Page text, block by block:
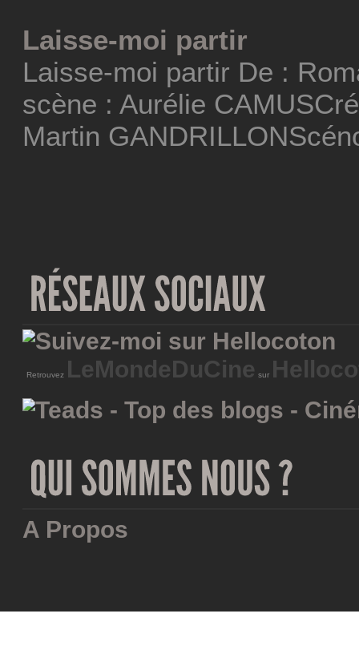
Laisse-moi partir
Laisse-moi partir De :
scène : Aurélie
Martin
Retrouvez LeMondeDuCine sur
A Propos